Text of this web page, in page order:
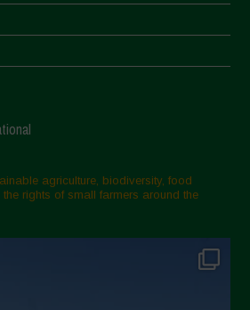
agriculture, biodiversity, food
rights of small farmers around the